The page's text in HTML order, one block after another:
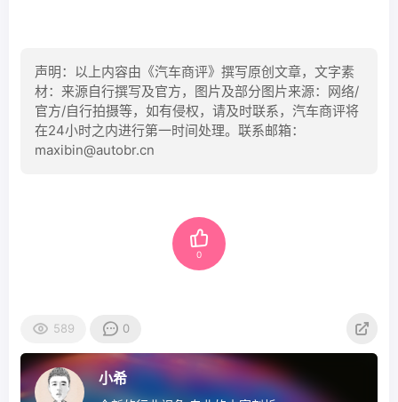
声明：以上内容由《汽车商评》撰写原创文章，文字素
材：来源自行撰写及官方，图片及部分图片来源：网络/
官方/自行拍摄等，如有侵权，请及时联系，汽车商评将
在24小时之内进行第一时间处理。联系邮箱：
maxibin@autobr.cn
0
589 0
小希